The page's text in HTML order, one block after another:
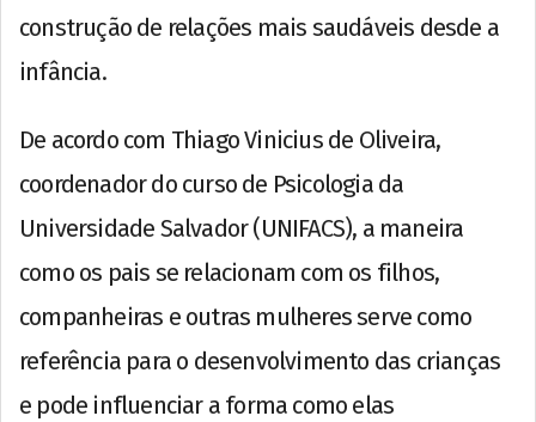
construção de relações mais saudáveis desde a
infância.
De acordo com Thiago Vinicius de Oliveira,
coordenador do curso de Psicologia da
Universidade Salvador (UNIFACS), a maneira
como os pais se relacionam com os filhos,
companheiras e outras mulheres serve como
referência para o desenvolvimento das crianças
e pode influenciar a forma como elas